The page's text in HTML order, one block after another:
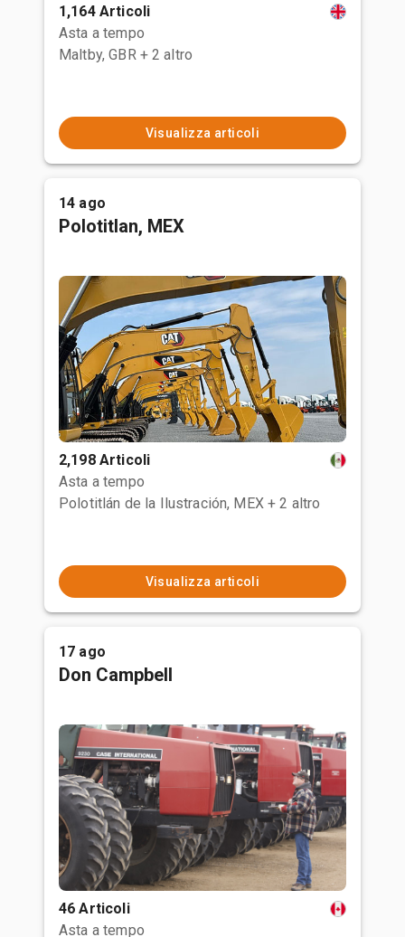
1,164 Articoli
Asta a tempo
Maltby, GBR + 2 altro
Visualizza articoli
14 ago
Polotitlan, MEX
2,198 Articoli
Asta a tempo
Polotitlán de la Ilustración, MEX + 2 altro
Visualizza articoli
17 ago
Don Campbell
46 Articoli
Asta a tempo